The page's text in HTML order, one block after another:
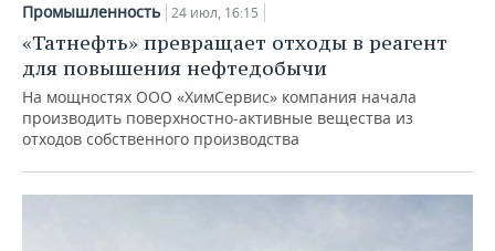
Промышленность 24 июл, 16:15
«Татнефть» превращает отходы в реагент
для повышения нефтедобычи
На мощностях ООО «ХимСервис» компания начала
производить поверхностно-активные вещества из
отходов собственного производства